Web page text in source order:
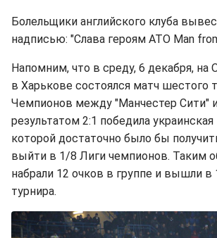
Болельщики английского клуба
надписью: "Слава героям АТО Man
Напомним, что в среду, 6 декабря, на
в Харькове состоялся матч шестого
Чемпионов между "Манчестер Сити"
результатом 2:1 победила
которой достаточно было бы
выйти в 1/8 Лиги чемпионов. Таким
набрали 12 очков в группе и вышли в
турнира.